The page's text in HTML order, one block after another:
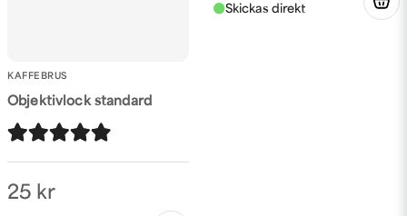
KAFFEBRUS
Objektivlock standard
25 kr